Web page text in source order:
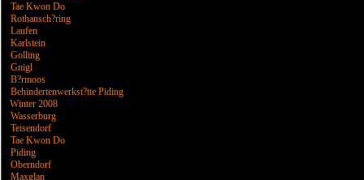
Tae Kwon Do
Rothansch?ring
Laufen
Karlstein
Golling
Gnigl
B?rmoos
Behindertenwerkst?tte Piding
Winter 2008
Wasserburg
Teisendorf
Tae Kwon Do
Piding
Oberndorf
Maxglan